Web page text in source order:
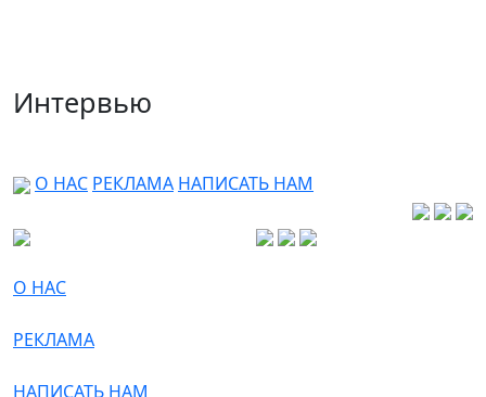
Интервью
О НАС РЕКЛАМА НАПИСАТЬ НАМ
О НАС
РЕКЛАМА
НАПИСАТЬ НАМ